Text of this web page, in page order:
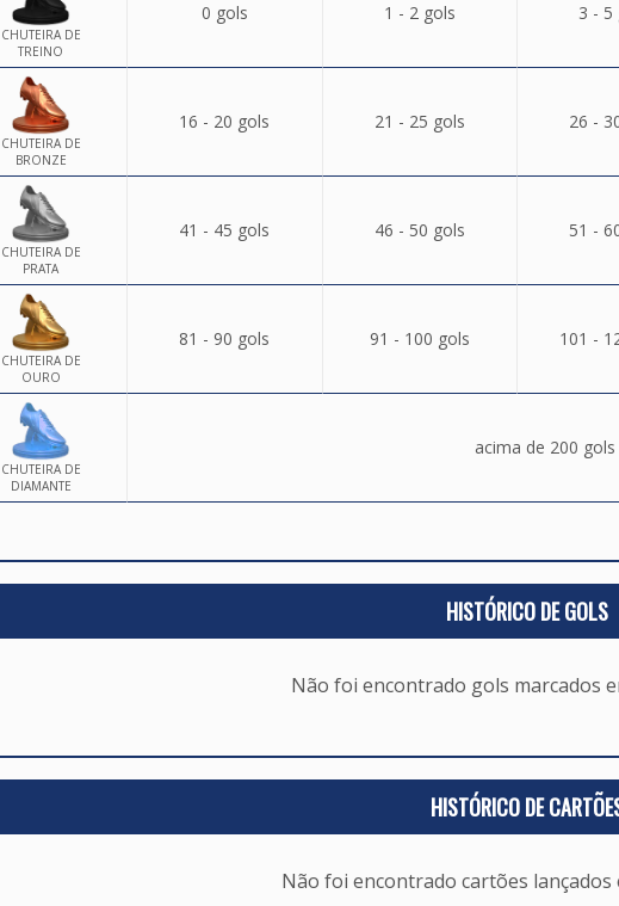
CHUTEIRA DE
TREINO
0 gols 1 - 2 gols 3 - 5
CHUTEIRA DE
BRONZE
16 - 20 gols 21 - 25 gols 26 -
CHUTEIRA DE
PRATA
41 - 45 gols 46 - 50 gols 51 -
CHUTEIRA DE
OURO
81 - 90 gols 91 - 100 gols 101 -
CHUTEIRA DE
DIAMANTE
acima de 200
HISTÓRICO DE GOLS
Não foi encontrado gols marcados
HISTÓRICO DE
Não foi encontrado cartões lançados